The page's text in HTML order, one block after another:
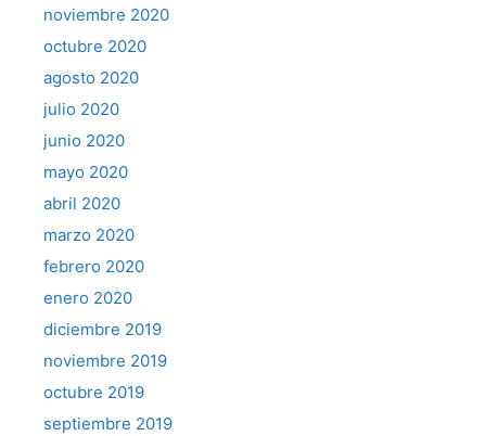
noviembre 2020
octubre 2020
agosto 2020
julio 2020
junio 2020
mayo 2020
abril 2020
marzo 2020
febrero 2020
enero 2020
diciembre 2019
noviembre 2019
octubre 2019
septiembre 2019